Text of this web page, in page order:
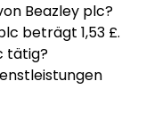
Beazley plc?
beträgt 1,53 £.
tätig?